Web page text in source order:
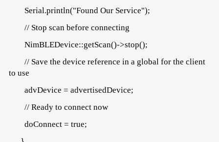
Serial.println("Found Our Service");
// Stop scan before connecting
NimBLEDevice::getScan()->stop();
// Save the device reference in a global for the client
to use
advDevice = advertisedDevice;
// Ready to connect now
doConnect = true;